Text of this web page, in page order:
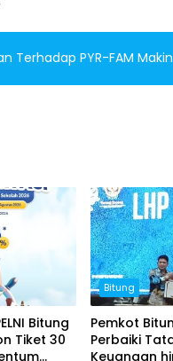
Terhadap PYR-FAM
Bitung
Tiket 30
Bitung
Pemkot
Perbaiki
Keuangan